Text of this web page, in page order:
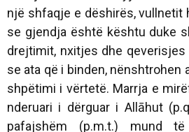
një shfaqje e dëshirës, vullnetit
se gjendja është kështu duke
drejtimit, nxitjes dhe
se ata që i binden, nënshtrohen
shpëtimi i vërtetë. Marrja e
nderuari i dërguar i Allāhut
pafajshëm (p.m.t.) mund